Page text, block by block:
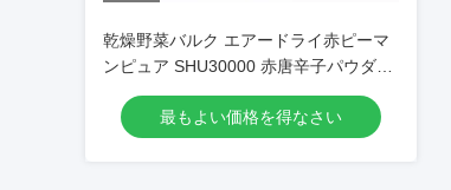
乾燥野菜バルク エアードライ赤ピーマ
ンピュア SHU30000 赤唐辛子パウダー
チリパウダー
最もよい価格を得なさい